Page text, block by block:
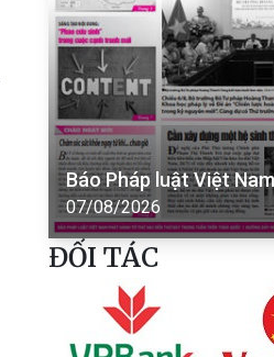
Báo Pháp luật Việt
07/08/2026
ĐỐI TÁC